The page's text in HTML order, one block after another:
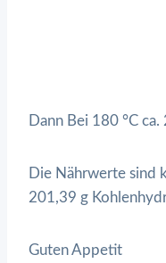
Dann Bei 180 °C
Die Nährwerte sind
201,39 g
Guten Appetit